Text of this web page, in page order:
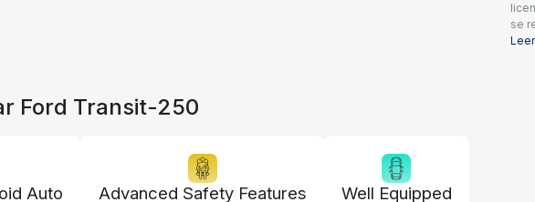
se
Ford Transit-250
Auto Advanced Safety Features Well Equipped